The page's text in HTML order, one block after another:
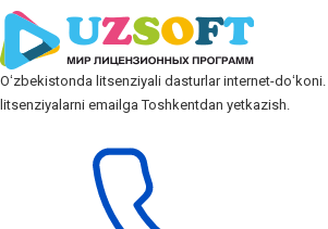
Oʻzbekistonda litsenziyali dasturlar internet-doʻkoni.
litsenziyalarni emailga Toshkentdan yetkazish.